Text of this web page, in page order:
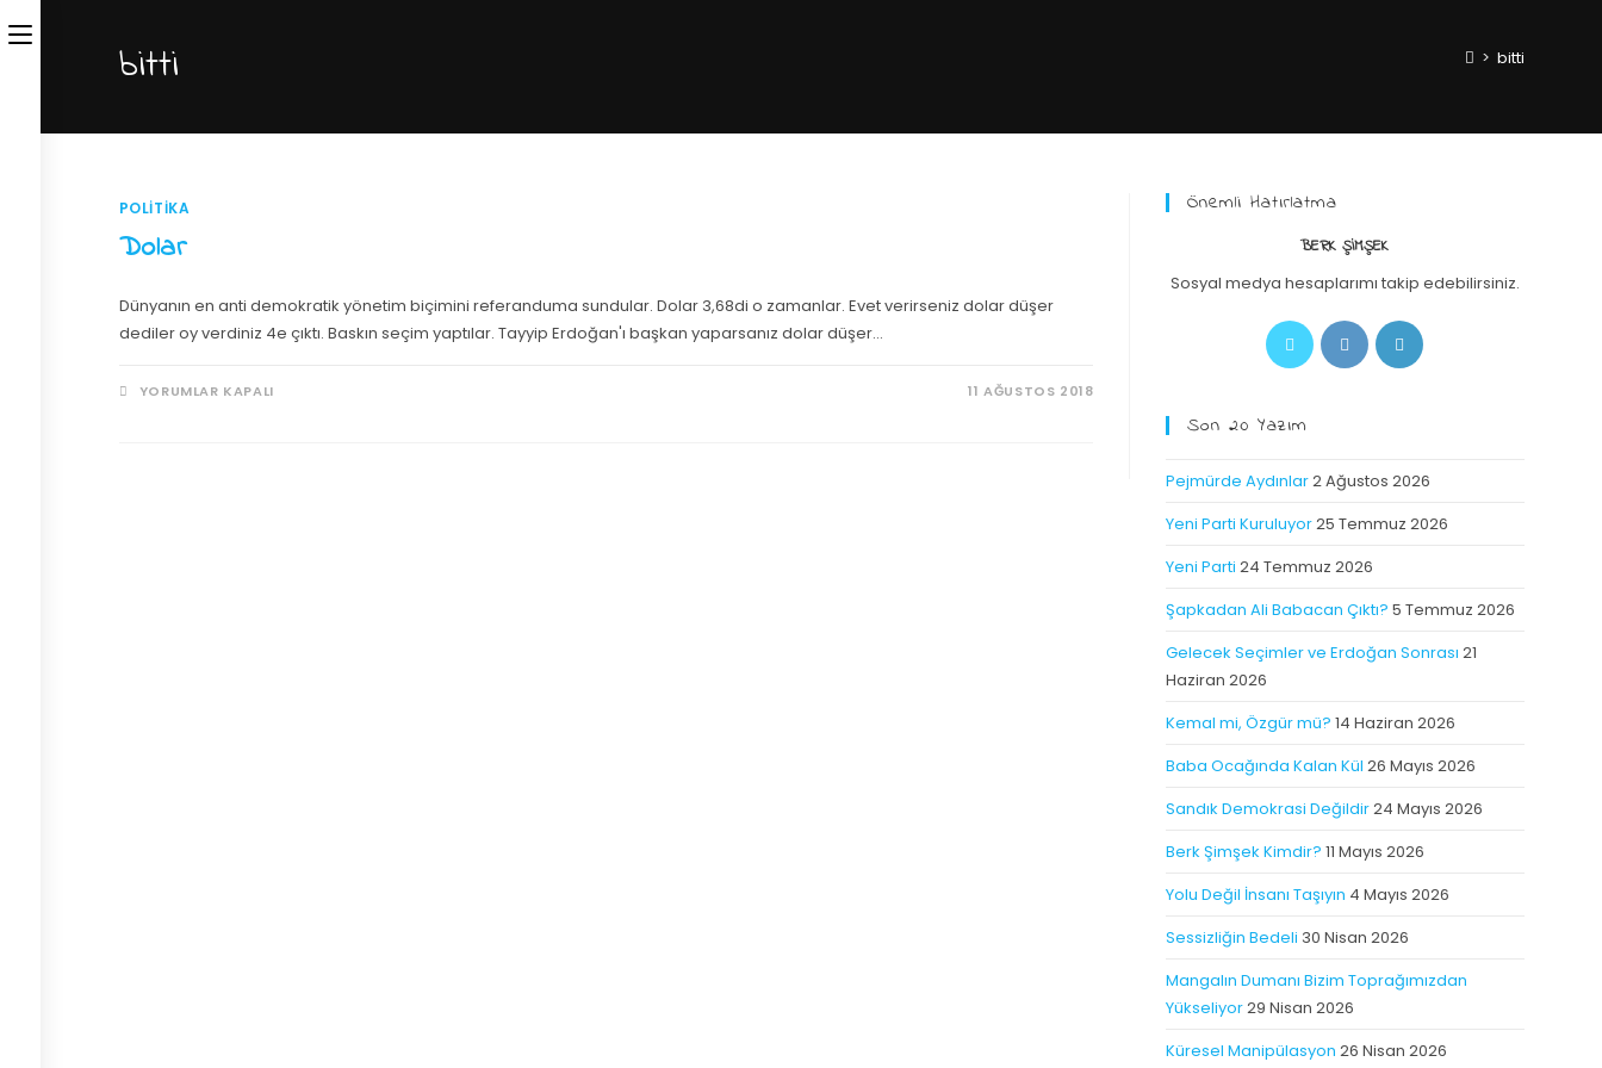
bitti > bitti
POLITIKA
Dolar
Dünyanın en anti demokratik yönetim biçimini referanduma sundular. Dolar 3,68di o zamanlar. Evet verirseniz dolar düşer
dediler oy verdiniz 4e çıktı. Baskın seçim yaptılar. Tayyip Erdoğan'ı başkan yaparsanız dolar düşer…
YORUMLAR KAPALI 11 AĞUSTOS 2018
Önemli Hatırlatma
BERK ŞIMŞEK
Sosyal medya hesaplarımı takip edebilirsiniz.
Son 20 Yazım
Pejmürde Aydınlar2 Ağustos 2026
Yeni Parti Kuruluyor25 Temmuz 2026
Yeni Parti 24 Temmuz 2026
Şapkadan Ali Babacan Çıktı? 5 Temmuz 2026
Gelecek Seçimler ve Erdoğan Sonrası 21
Haziran 2026
Kemal mi, Özgür mü? 14 Haziran 2026
Baba Ocağında Kalan Kül 26 Mayıs 2026
Sandık Demokrasi Değildir24 Mayıs 2026
Berk Şimşek Kimdir? 11 Mayıs 2026
Yolu Değil İnsanı Taşıyın 4 Mayıs 2026
Sessizliğin Bedeli 30 Nisan 2026
Mangalın Dumanı Bizim Toprağımızdan
Yükseliyor29 Nisan 2026
Küresel Manipülasyon 26 Nisan 2026